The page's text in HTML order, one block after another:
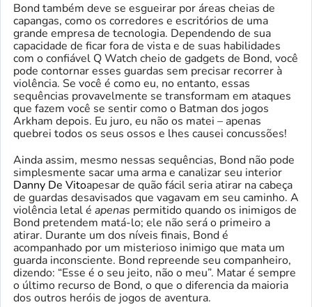
Bond também deve se esgueirar por áreas cheias de
capangas, como os corredores e escritórios de uma
grande empresa de tecnologia. Dependendo de sua
capacidade de ficar fora de vista e de suas habilidades
com o confiável Q Watch cheio de gadgets de Bond, você
pode contornar esses guardas sem precisar recorrer à
violência. Se você é como eu, no entanto, essas
sequências provavelmente se transformam em ataques
que fazem você se sentir como o Batman dos jogos
Arkham depois. Eu juro, eu não os matei – apenas
quebrei todos os seus ossos e lhes causei concussões!
Ainda assim, mesmo nessas sequências, Bond não pode
simplesmente sacar uma arma e canalizar seu interior
Danny De Vitoapesar de quão fácil seria atirar na cabeça
de guardas desavisados ​​que vagavam em seu caminho. A
violência letal é apenas permitido quando os inimigos de
Bond pretendem matá-lo; ele não será o primeiro a
atirar. Durante um dos níveis finais, Bond é
acompanhado por um misterioso inimigo que mata um
guarda inconsciente. Bond repreende seu companheiro,
dizendo: “Esse é o seu jeito, não o meu”. Matar é sempre
o último recurso de Bond, o que o diferencia da maioria
dos outros heróis de jogos de aventura.